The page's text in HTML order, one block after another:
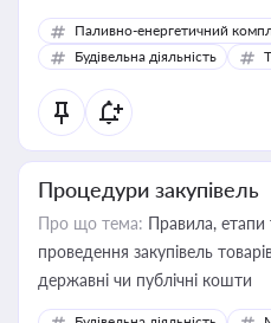
Паливно-енергетичний
Будівельна діяльність
Процедури закупівель
Про що тема: Правила, етапи
проведення закупівель
державні чи публічні кошти